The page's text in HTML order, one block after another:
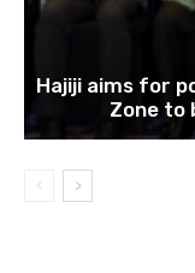
Hajiji aims for
Zone to